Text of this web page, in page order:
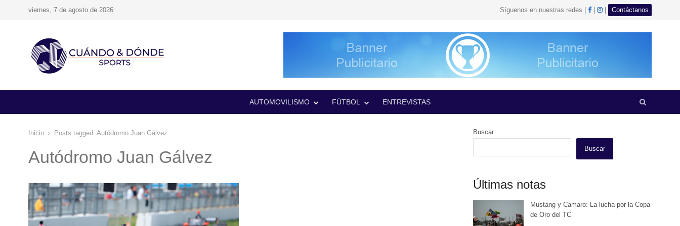
viernes, 7 de agosto de 2026 Síguenos en nuestras redes | facebook
| Instagram
Contáctanos
AUTOMOVILISMO FÚTBOL ENTREVISTAS
Inicio
Posts tagged: Autódromo Juan Gálvez
Autódromo Juan Gálvez
Buscar
Buscar
Últimas notas
Mustang y Camaro: La lucha por la Copa
de Oro del TC